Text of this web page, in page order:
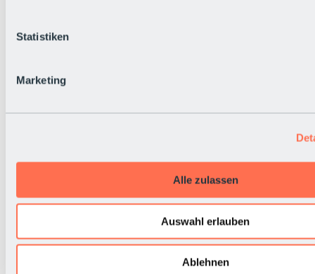
Statistiken
Marketing
Alle zulassen
Auswahl erlauben
Ablehnen